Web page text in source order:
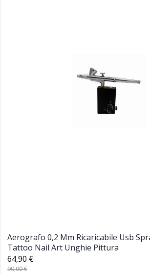
Aerografo 0,2 Mm Ricaricabile Usb
Tattoo Nail Art Unghie Pittura
64,90 €
90,00 €